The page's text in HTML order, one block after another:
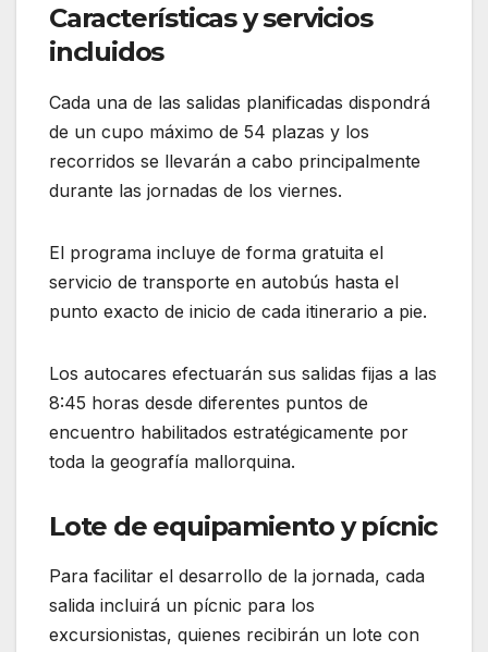
Características y servicios
incluidos
Cada una de las salidas planificadas dispondrá
de un cupo máximo de 54 plazas y los
recorridos se llevarán a cabo principalmente
durante las jornadas de los viernes.
El programa incluye de forma gratuita el
servicio de transporte en autobús hasta el
punto exacto de inicio de cada itinerario a pie.
Los autocares efectuarán sus salidas fijas a las
8:45 horas desde diferentes puntos de
encuentro habilitados estratégicamente por
toda la geografía mallorquina.
Lote de equipamiento y pícnic
Para facilitar el desarrollo de la jornada, cada
salida incluirá un pícnic para los
excursionistas, quienes recibirán un lote con